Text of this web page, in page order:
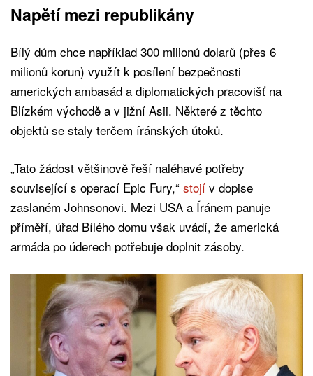
Napětí mezi republikány
Bílý dům chce například 300 milionů dolarů (přes 6
milionů korun) využít k posílení bezpečnosti
amerických ambasád a diplomatických pracovišť na
Blízkém východě a v jižní Asii. Některé z těchto
objektů se staly terčem íránských útoků.
„Tato žádost většinově řeší naléhavé potřeby
související s operací Epic Fury,“ stojí v dopise
zaslaném Johnsonovi. Mezi USA a Íránem panuje
příměří, úřad Bílého domu však uvádí, že americká
armáda po úderech potřebuje doplnit zásoby.